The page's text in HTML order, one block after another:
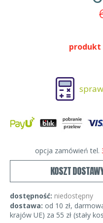
produkt
opcja zamówień tel.
KOSZT
dostępność: niedostępny
dostawa: od 10 zł,
krajów UE) za 55 zł (stały